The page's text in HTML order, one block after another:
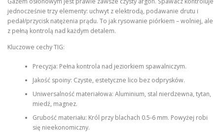
jednocześnie trzy elementy: uchwyt z elektrodą, podawanie drutu i
pedał/przycisk natężenia prądu. To jak rysowanie piórkiem – wolniej, ale
z pełną kontrolą nad każdym detalem.
Kluczowe cechy TIG:
Precyzja: Pełna kontrola nad jeziorkiem spawalniczym.
Jakość spoiny: Czyste, estetyczne lico bez odprysków.
Uniwersalność materiałowa: Aluminium, stal nierdzewna, tytan,
miedź, magnez.
Grubość materiału: Król przy blachach 0.5-6 mm. Powyżej robi
się nieekonomiczny.